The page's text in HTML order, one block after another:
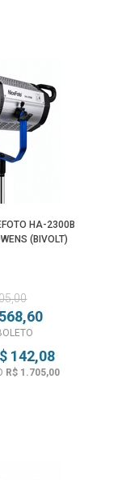
HA-2300B
(BIVOLT)
142,08
R$ 1.705,00